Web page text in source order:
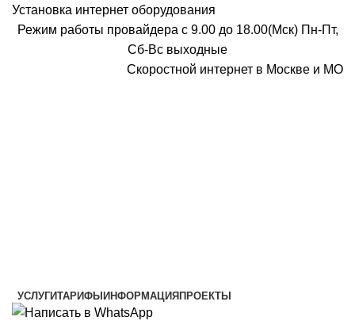
Установка интернет оборудования
Режим работы провайдера с 9.00 до 18.00(Мск) Пн-Пт,
Сб-Вс выходные
Скоростной интернет в Москве и МО
УСЛУГИТАРИФЫИНФОРМАЦИЯПРОЕКТЫ